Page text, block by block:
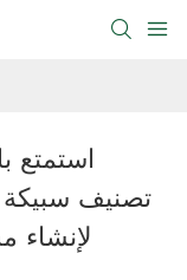
استمتع
تصنيف سبيكة
لإنشاء